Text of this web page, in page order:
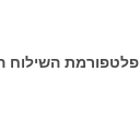
פלטפורמת השילוח